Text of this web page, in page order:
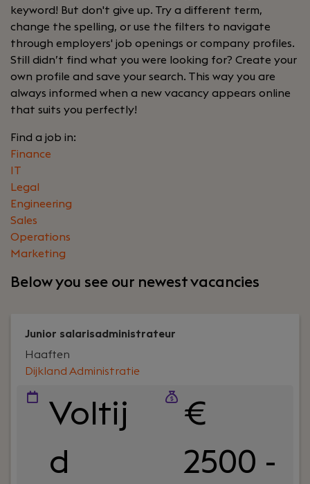
keyword! But don't give up. Try a different term,
change the spelling, or use the filters to navigate
through employers' job openings or company profiles.
Still didn’t find what you were looking for? Create your
own profile and save your search. This way you are
always informed when a new vacancy appears online
that suits you perfectly!
Find a job in:
Finance
IT
Legal
Engineering
Sales
Operations
Marketing
Below you see our newest vacancies
Junior salarisadministrateur
Dijkland Administratie
Haaften
Voltij
d
€
2500 -